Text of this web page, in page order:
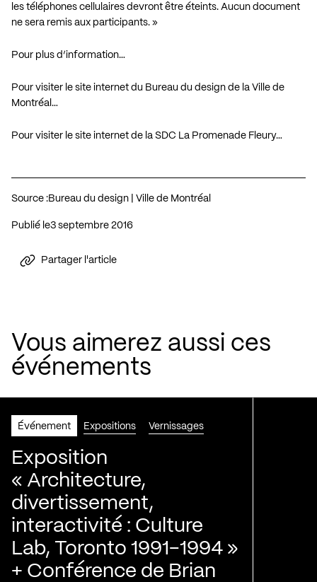
les téléphones cellulaires devront être éteints. Aucun document
ne sera remis aux participants. »
Pour plus d’information…
Pour visiter le site internet du Bureau du design de la Ville de
Montréal…
Pour visiter le site internet de la SDC La Promenade Fleury…
Source :Bureau du design | Ville de Montréal
Publié le 3 septembre 2016
Partager l'article
Vous aimerez aussi ces
événements
Événement Expositions Vernissages
Exposition
« Architecture,
divertissement,
interactivité : Culture
Lab, Toronto 1991-1994 »
+ Conférence de Brian